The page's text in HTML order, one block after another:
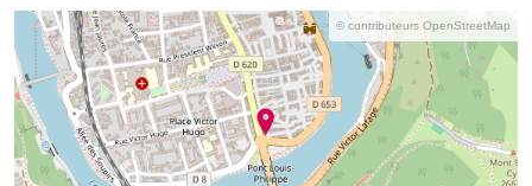
© contributeurs OpenStreetMap